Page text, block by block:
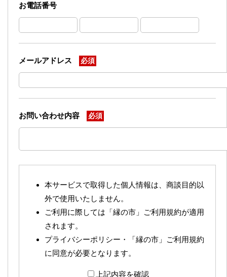
お電話番号
メールアドレス 必須
お問い合わせ内容 必須
本サービスで取得した個人情報は、商談目的以
外で使用いたしません。
ご利用に際しては「縁の市」ご利用規約が適用
されます。
プライバシーポリシー・「縁の市」ご利用規約
に同意が必要となります。
上記内容を確認